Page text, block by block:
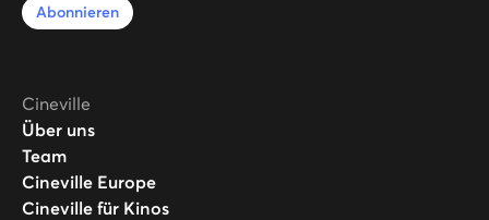
Abonnieren
Cineville
Über uns
Team
Cineville Europe
Cineville für Kinos